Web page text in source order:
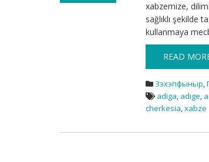
xabzemize,
sağlıklı şekilde
kullanmaya
READ
Зэхэпфыныр,
adiga, adıge,
cherkesia,xabze